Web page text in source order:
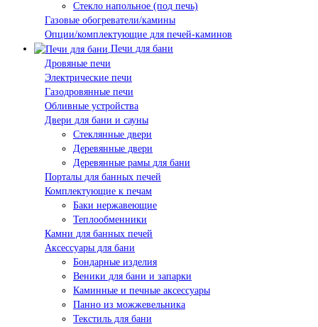
Стекло напольное (под печь)
Газовые обогреватели/камины
Опции/комплектующие для печей-каминов
Печи для бани
Дровяные печи
Электрические печи
Газодровянные печи
Обливные устройства
Двери для бани и сауны
Стеклянные двери
Деревянные двери
Деревянные рамы для бани
Порталы для банных печей
Комплектующие к печам
Баки нержавеющие
Теплообменники
Камни для банных печей
Аксессуары для бани
Бондарные изделия
Веники для бани и запарки
Каминные и печные аксессуары
Панно из можжевельника
Текстиль для бани